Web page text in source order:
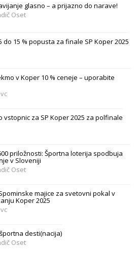
glasno – a prijazno do narave!
Oset
do 15 % popusta za finale SP Koper 2025
v Koper 10 % ceneje – uporabite
vstopnic za SP Koper 2025 za polfinale
priložnosti: Športna loterija spodbuja
v Sloveniji
Oset
majice za svetovni pokal v
Koper 2025
desti(nacija)
Oset